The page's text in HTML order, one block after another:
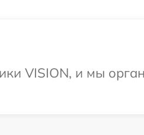
VISION, и мы